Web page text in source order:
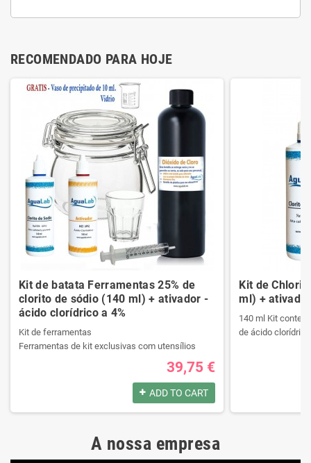
RECOMENDADO PARA HOJE
Kit de batata Ferramentas 25% de
clorito de sódio (140 ml) + ativador -
ácido clorídrico a 4%
Kit de ferramentas
Ferramentas de kit exclusivas com utensílios
Ele contém um manual passo a passo.
Veja o conteúdo do kit na descrição.
Ferramentas de kit exclusivas com utensílios
39,75 €
ADD TO CART
Kit de
ml) +
140 ml Kit
de ácido clorídrico
A nossa empresa